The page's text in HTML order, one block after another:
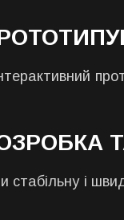
стабільну і